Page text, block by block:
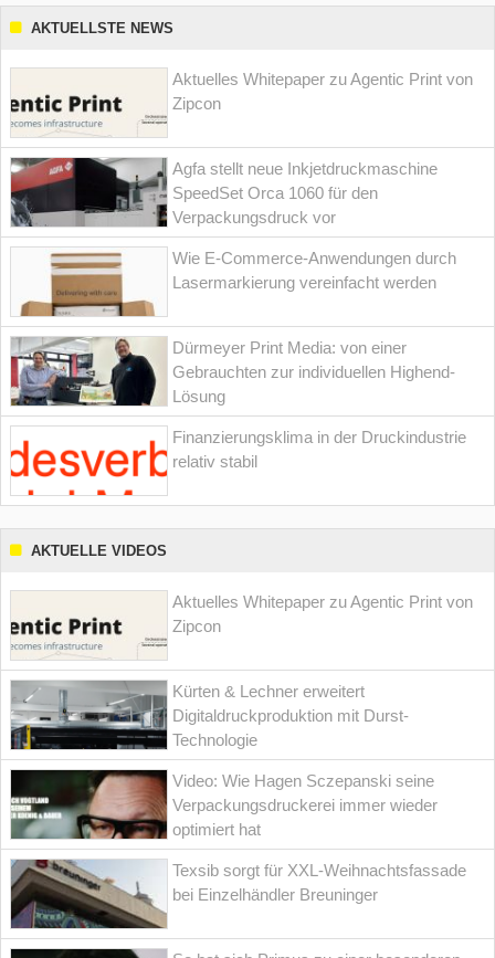
AKTUELLSTE NEWS
Aktuelles Whitepaper zu Agentic Print von
Zipcon
Agfa stellt neue Inkjetdruckmaschine
SpeedSet Orca 1060 für den
Verpackungsdruck vor
Wie E-Commerce-Anwendungen durch
Lasermarkierung vereinfacht werden
Dürmeyer Print Media: von einer
Gebrauchten zur individuellen Highend-
Lösung
Finanzierungsklima in der Druckindustrie
relativ stabil
AKTUELLE VIDEOS
Aktuelles Whitepaper zu Agentic Print von
Zipcon
Kürten & Lechner erweitert
Digitaldruckproduktion mit Durst-
Technologie
Video: Wie Hagen Sczepanski seine
Verpackungsdruckerei immer wieder
optimiert hat
Texsib sorgt für XXL-Weihnachtsfassade
bei Einzelhändler Breuninger